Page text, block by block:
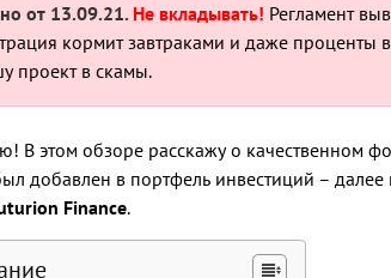
от 13.09.21. Не вкладывать! Регламент
кормит завтраками и даже проценты
проект в скамы.
В этом обзоре расскажу о качественном
добавлен в портфель инвестиций – далее
Finance.